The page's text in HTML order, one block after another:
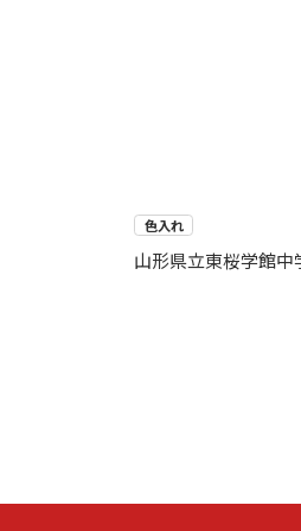
色入れ
山形県立東桜学館